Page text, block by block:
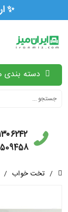
دسته بندی
021-
/ تخت خواب /